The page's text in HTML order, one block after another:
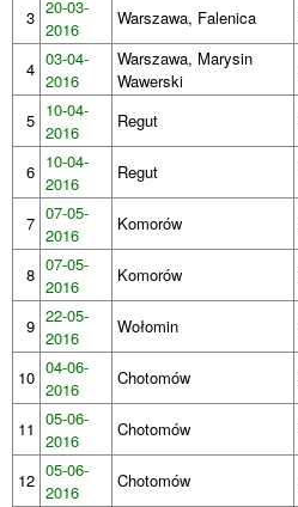
3 20-03-
2016
Warszawa, Falenica
4 03-04-
2016
Warszawa, Marysin
Wawerski
5 10-04-
2016
Regut
6 10-04-
2016
Regut
7 07-05-
2016
Komorów
8 07-05-
2016
Komorów
9 22-05-
2016
Wołomin
10 04-06-
2016
Chotomów
11 05-06-
2016
Chotomów
12 05-06-
2016
Chotomów